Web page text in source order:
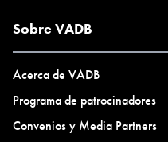
Sobre VADB
Acerca de VADB
Programa de patrocinadores
Convenios y Media Partners